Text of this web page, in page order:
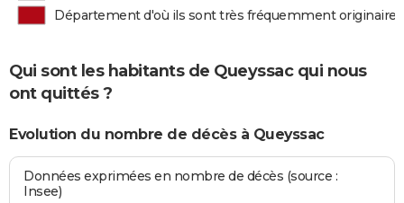
Département d'où ils sont très fréquemment originaires
Qui sont les habitants de Queyssac qui nous
ont quittés ?
Evolution du nombre de décès à Queyssac
Données exprimées en nombre de décès (source :
Insee)